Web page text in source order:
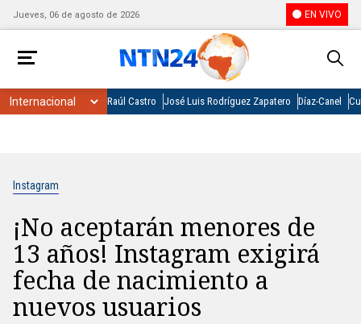
Jueves, 06 de agosto de 2026 EN VIVO
Raúl Castro José Luis Rodríguez Zapatero Díaz-Canel
Instagram
¡No aceptarán menores de
13 años! Instagram exigirá
fecha de nacimiento a
nuevos usuarios